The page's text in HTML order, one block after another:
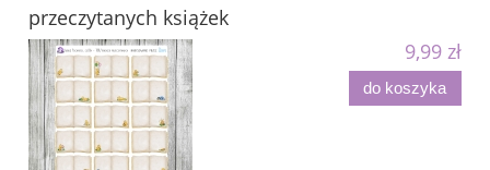
przeczytanych książek
9,99 zł
do koszyka